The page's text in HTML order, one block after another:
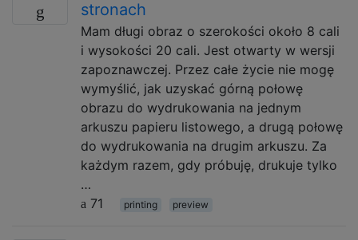
stronach
Mam długi obraz o szerokości około 8 cali
i wysokości 20 cali. Jest otwarty w wersji
zapoznawczej. Przez całe życie nie mogę
wymyślić, jak uzyskać górną połowę
obrazu do wydrukowania na jednym
arkuszu papieru listowego, a drugą połowę
do wydrukowania na drugim arkuszu. Za
każdym razem, gdy próbuję, drukuje tylko
…
71
printing preview